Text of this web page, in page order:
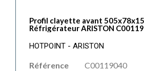
Profil clayette avant
Réfrigérateur ARISTON
HOTPOINT - ARISTON
Référence C00119040